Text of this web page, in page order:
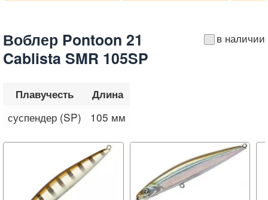
в наличии
Воблер Pontoon 21
Cablista SMR 105SP
Плавучесть Длина
суспендер (SP) 105 мм